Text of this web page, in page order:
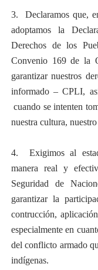
3. Declaramos que,
adoptamos la
Derechos de los
Convenio 169 de la
garantizar nuestros
informado – CPLI,
cuando se intenten
nuestra cultura,
4. Exigimos al
manera real y
Seguridad de
garantizar la
contrucción,
especialmente en
del conflicto armado
indígenas.